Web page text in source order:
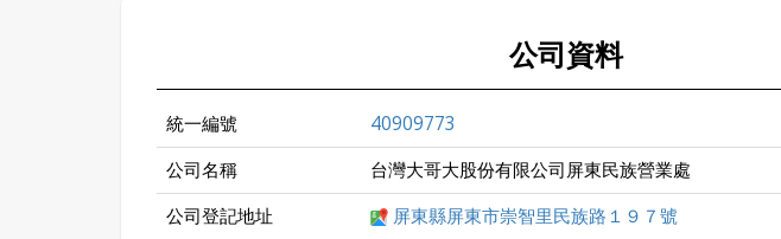
公司資料
統一編號
40909773
公司名稱
台灣大哥大股份有限公司屏東民族營業處
公司登記地址
屏東縣屏東市崇智里民族路１９７號